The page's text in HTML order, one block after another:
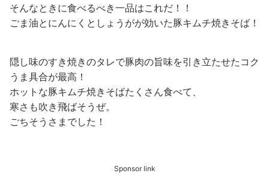
そんなときに食べるべき一品はこれだ！！
ごま油とにんにくとしょうがが効いた豚キムチ焼きそば！
隠し味のすき焼きのタレで豚肉の旨味を引き立たせたコク
うま具合が最高！
ホットな豚キムチ焼きそばたくさん食べて、
寒さも吹き飛ばそうぜ。
ごちそうさまでした！
Sponsor link